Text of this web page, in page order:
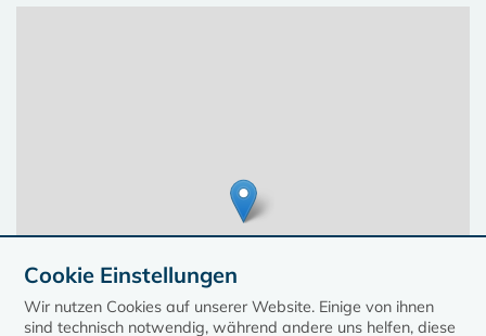
Cookie Einstellungen
Wir nutzen Cookies auf unserer Website. Einige von ihnen
sind technisch notwendig, während andere uns helfen, diese